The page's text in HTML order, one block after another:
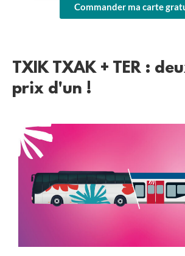
Commander ma carte
TXIK TXAK + TER :
prix d'un !